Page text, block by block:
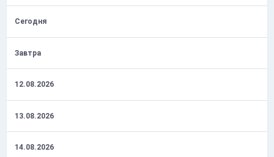
Сегодня
Завтра
12.08.2026
13.08.2026
14.08.2026